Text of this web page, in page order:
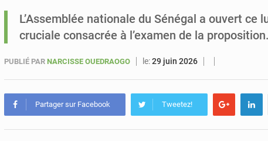
L’Assemblée nationale du Sénégal a ouvert ce
cruciale consacrée à l’examen de la
PUBLIÉ PAR NARCISSE OUEDRAOGO le:29 juin 2026
Partager sur Facebook Tweetez!